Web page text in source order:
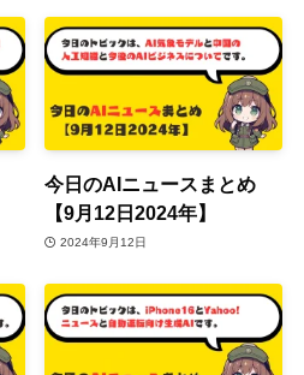
今日のAIニュースまとめ
【9月12日2024年】
2024年9月12日